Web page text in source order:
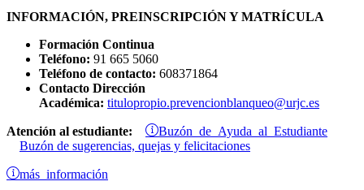
INFORMACIÓN, PREINSCRIPCIÓN Y MATRÍCULA
Formación Continua
Teléfono: 91 665 5060
Teléfono de contacto: 608371864
Contacto Dirección
Académica: titulopropio.prevencionblanqueo@urjc.es
Atención al estudiante: Buzón de Ayuda al Estudiante
Buzón de sugerencias, quejas y felicitaciones
más información